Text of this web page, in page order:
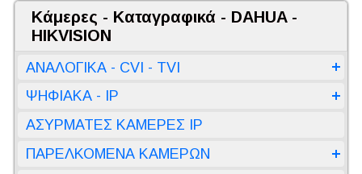
Κάμερες - Καταγραφικά - DAHUA -
HIKVISION
ΑΝΑΛΟΓΙΚΑ - CVI - TVI
ΨΗΦΙΑΚΑ - IP
ΑΣΥΡΜΑΤΕΣ ΚΑΜΕΡΕΣ IP
ΠΑΡΕΛΚΟΜΕΝΑ ΚΑΜΕΡΩΝ